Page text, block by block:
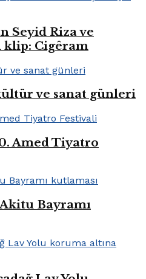
Seyid Riza ve
klip: Cigêram
ve sanat günleri
Amed Tiyatro
Bayramı